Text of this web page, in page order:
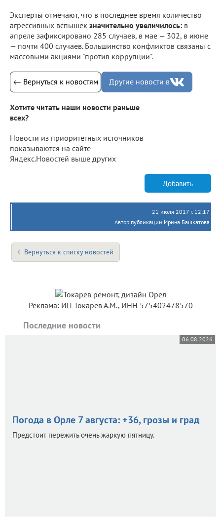
Эксперты отмечают, что в последнее время количество
агрессивных вспышек значительно увеличилось: в
апреле зафиксировано 285 случаев, в мае — 302, в июне
— почти 400 случаев. Большинство конфликтов связаны с
массовыми акциями "против коррупции".
← Вернуться к новостям Другие новости в
Хотите читать наши новости раньше
всех?
Новости из приоритетных источников
показываются на сайте
Яндекс.Новостей выше других
Добавить
21 июля 2017 г. 12:17
Автор публикации Ирина Башкатова
Вернуться к списку новостей
Реклама: ИП Токарев А.М., ИНН 575402478570
Последние новости
06.08.2026
Погода в Орле 7 августа: +36, грозы и град
Предстоит пережить очень жаркую пятницу.